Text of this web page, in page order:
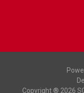
Copyright ® 2026